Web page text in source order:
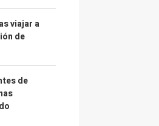
viajar a
de
de